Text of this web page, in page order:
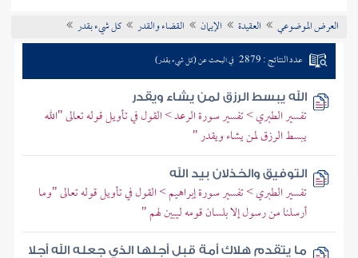
تراجم الأعلام
العرض الموضوعي العقيدة الإيمان القضاء والقدر كل شيء بقدر
عدد النتائج : 2879 في البحث عن (كل شيء بقدر)
الله يبسط الرزق لمن يشاء ويقدر
تفسير الطبري > تفسير سورة الرعد > القول في تأويل قوله تعالى "الله
يبسط الرزق لمن يشاء ويقدر "
التوفيق والخذلان بيد الله
تفسير الطبري > تفسير سورة إبراهيم > القول في تأويل قوله تعالى "وما
أرسلنا من رسول إلا بلسان قومه ليبين لهم "
ما يتقدم هلاك أمة قبل أجلها الذي جعله الله أجلا